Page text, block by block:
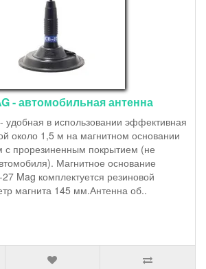
- автомобильная антенна
удобная в использовании эффективная
около 1,5 м на магнитном основании
прорезиненным покрытием (не
Магнитное основание
Mag комплектуется резиновой
магнита 145 мм.Антенна об..